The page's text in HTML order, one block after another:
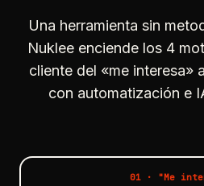
Una herramienta sin
Nuklee enciende los 4
cliente del «me interesa»
con automatización e
01 · "Me